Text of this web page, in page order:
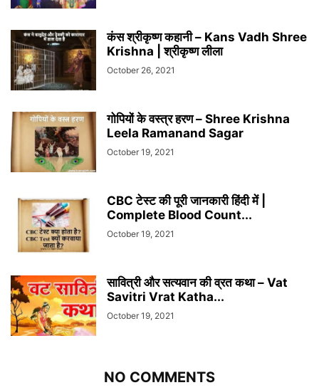
कंस श्रीकृष्ण कहानी – Kans Vadh Shree
Krishna | श्रीकृष्ण लीला
October 26, 2021
गोपियों के वस्त्र हरण – Shree Krishna
Leela Ramanand Sagar
October 19, 2021
CBC टेस्ट की पूरी जानकारी हिंदी में |
Complete Blood Count...
October 19, 2021
सावित्री और सत्यवान की व्रत कथा – Vat
Savitri Vrat Katha...
October 19, 2021
NO COMMENTS